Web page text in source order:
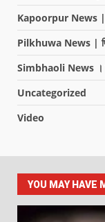
Kapoorpur News
Pilkhuwa News |
Simbhaoli News ।
Uncategorized
Video
YOU MAY HAVE